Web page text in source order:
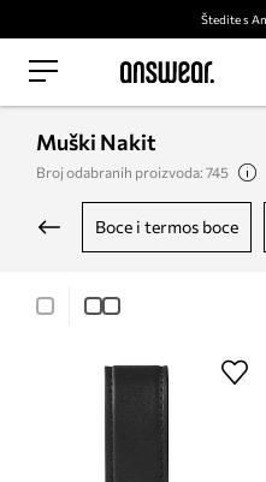
Štedite s
Muški Nakit
Broj odabranih proizvoda: 745
boce i termos boce